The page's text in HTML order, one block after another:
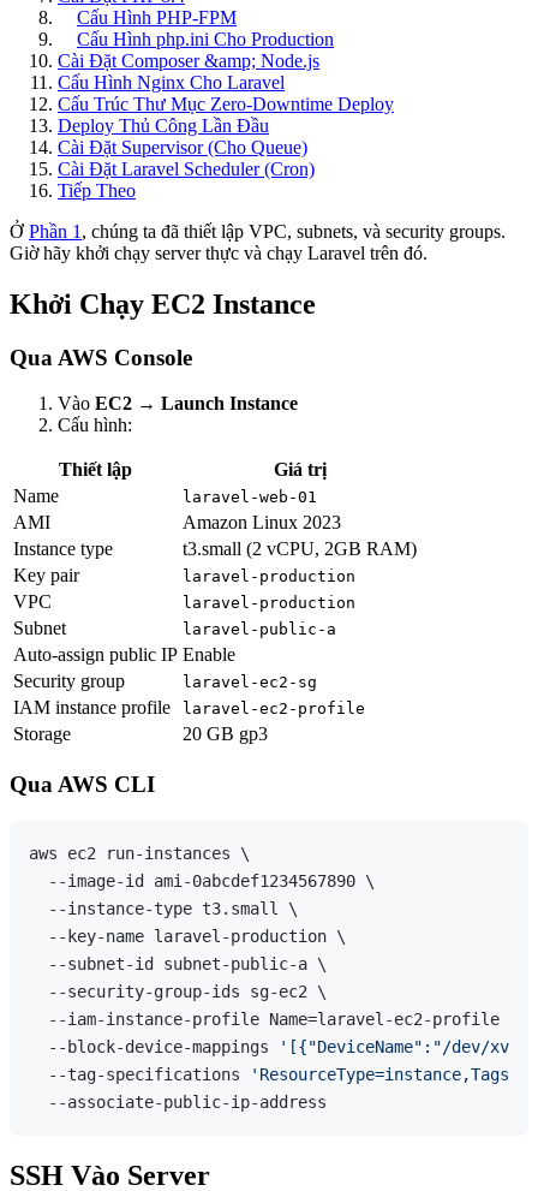
Cấu Hình PHP-FPM
Cấu Hình php.ini Cho Production
Cài Đặt Composer &amp; Node.js
Cấu Hình Nginx Cho Laravel
Cấu Trúc Thư Mục Zero-Downtime Deploy
Deploy Thủ Công Lần Đầu
Cài Đặt Supervisor (Cho Queue)
Cài Đặt Laravel Scheduler (Cron)
Tiếp Theo
Ở Phần 1 , chúng ta đã thiết lập VPC, subnets, và security groups.
Giờ hãy khởi chạy server thực và chạy Laravel trên đó.
Khởi Chạy EC2 Instance
Qua AWS Console
Vào EC2 → Launch Instance
Cấu hình:
Thiết lập
Giá trị
Name
laravel-web-01
AMI
Amazon Linux 2023
Instance type
t3.small (2 vCPU, 2GB RAM)
Key pair
laravel-production
VPC laravel-production
Subnet laravel-public-a
Auto-assign public IP Enable
Security group
laravel-ec2-sg
IAM instance profile laravel-ec2-profile
Storage 20 GB gp3
Qua AWS CLI
aws ec2 run-instances \
  --image-id ami-0abcdef1234567890 \
  --instance-type t3.small \
  --key-name laravel-production \
  --subnet-id subnet-public-a \
  --security-group-ids sg-ec2 \
  --iam-instance-profile Name=laravel-ec2-profile \
  --block-device-mappings
'[{"DeviceName":"/dev/
  --tag-specifications
SSH Vào Server